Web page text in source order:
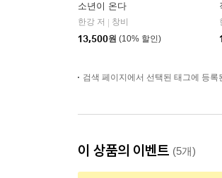
소년이 온다
한강 저
창비
13,500원 (10% 할인)
검색 페이지에서 선택된 태그에 등
이 상품의 이벤트 (5개)